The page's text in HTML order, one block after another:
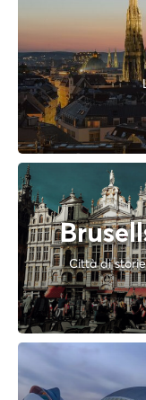
Città di storie